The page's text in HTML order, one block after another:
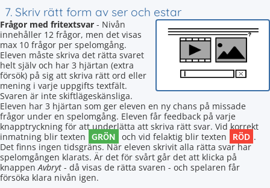
7. Skriv rätt form av ser och estar
Frågor med fritextsvar - Nivån
innehåller 12 frågor, men det visas
max 10 frågor per spelomgång.
Eleven måste skriva det rätta svaret
helt själv och har 3 hjärtan (extra
försök) på sig att skriva rätt ord eller
mening i varje uppgifts textfält.
Svaren är inte skiftlägeskänsliga.
Eleven har 3 hjärtan som ger eleven en ny chans på missade
frågor under en spelomgång. Eleven får feedback på varje
knapptryckning för att underlätta att skriva rätt svar. Vid korrekt
inmatning blir texten GRÖN och vid felaktig blir texten RÖD .
Det finns ingen tidsgräns. När eleven skrivit alla rätta svar har
spelomgången klarats. Är det för svårt går det att klicka på
knappenAvbryt - då visas de rätta svaren - och spelaren får
försöka klara nivån igen.